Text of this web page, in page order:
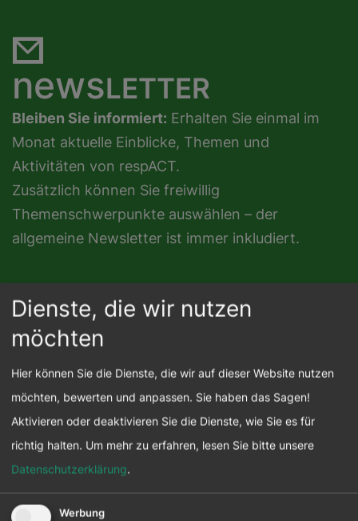
newsLETTER
Bleiben Sie informiert: Erhalten Sie einmal im
Monat aktuelle Einblicke, Themen und
Aktivitäten von respACT.
Zusätzlich können Sie freiwillig
Themenschwerpunkte auswählen – der
allgemeine Newsletter ist immer inkludiert.
Dienste, die wir nutzen
möchten
Hier können Sie die Dienste, die wir auf dieser Website nutzen
möchten, bewerten und anpassen. Sie haben das Sagen!
Aktivieren oder deaktivieren Sie die Dienste, wie Sie es für
richtig halten. Um mehr zu erfahren, lesen Sie bitte unsere
Datenschutzerklärung.
Werbung